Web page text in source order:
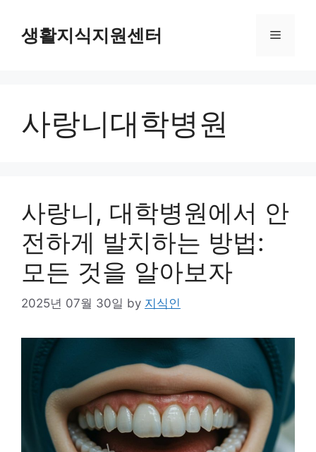
content생활지식지원센터 Menu
사랑니대학병원
사랑니, 대학병원에서 안
전하게 발치하는 방법:
모든 것을 알아보자
2025년 07월 30일 by 지식인